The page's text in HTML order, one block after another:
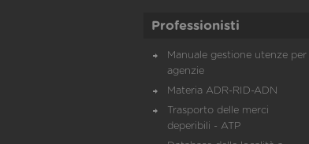
Professionisti
Manuale gestione utenze per
agenzie
Materia ADR-RID-ADN
Trasporto delle merci
deperibili - ATP